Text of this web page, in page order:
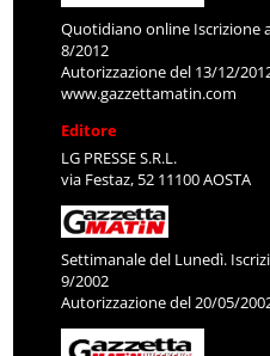
Quotidiano online Iscrizione
8/2012
Autorizzazione del 13/12/
www.gazzettamatin.com
Editore
LG PRESSE S.R.L.
via Festaz, 52 11100 AOSTA
Settimanale del Lunedì.
9/2002
Autorizzazione del 20/05/